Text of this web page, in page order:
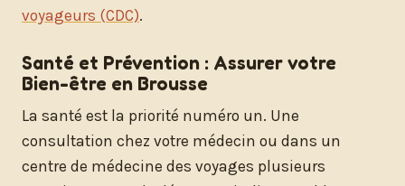
voyageurs (CDC).
Santé et Prévention : Assurer votre
Bien-être en Brousse
La santé est la priorité numéro un. Une
consultation chez votre médecin ou dans un
centre de médecine des voyages plusieurs